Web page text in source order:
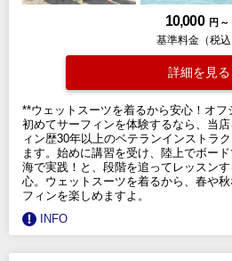
10,000 円 ～
基準料金（税込
詳細を見る
**ウェットスーツを着るから安心！オ
初めてサーフィンを体験するなら、当
ィン歴30年以上のベテランインストラ
ます。始めに講習を受け、陸上でボー
海で実践！と、段階を追ってレッスン
心。ウェットスーツを着るから、春や
フィンを楽しめますよ。
INFO